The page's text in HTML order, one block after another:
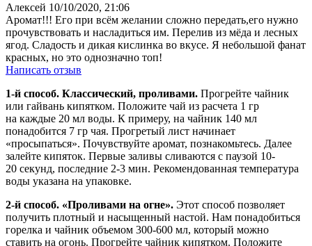
Алексей 10/10/2020, 21:06
Аромат!!! Его при всём желании сложно передать,его нужно
прочувствовать и насладиться им. Перелив из мёда и лесных
ягод. Сладость и дикая кислинка во вкусе. Я небольшой фанат
красных, но это однозначно топ!
Написать отзыв
1-й способ. Классический, проливами. Прогрейте чайник
или гайвань кипятком. Положите чай из расчета 1 гр
на каждые 20 мл воды. К примеру, на чайник 140 мл
понадобится 7 гр чая. Прогретый лист начинает
«просыпаться». Почувствуйте аромат, познакомьтесь. Далее
залейте кипяток. Первые заливы сливаются с паузой 10-
20 секунд, последние 2-3 мин. Рекомендованная температура
воды указана на упаковке.
2-й способ. «Проливами на огне». Этот способ позволяет
получить плотный и насыщенный настой. Нам понадобиться
горелка и чайник объемом 300-600 мл, который можно
ставить на огонь. Прогрейте чайник кипятком. Положите